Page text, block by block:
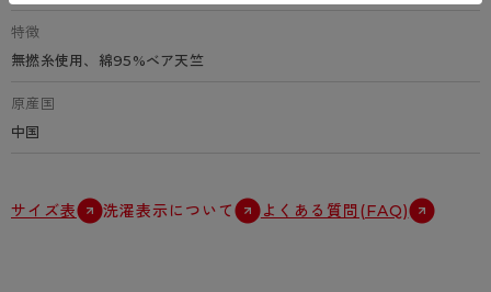
特徴
無撚糸使用、綿95%ベア天竺
原産国
中国
サイズ表 洗濯表示について よくある質問(FAQ)